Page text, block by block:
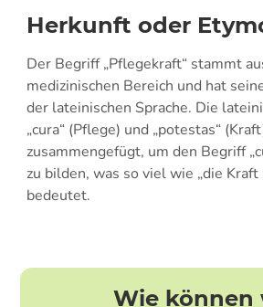
Herkunft oder
Der Begriff „Pflegekraft“ stammt
medizinischen Bereich und hat
der lateinischen Sprache. Die
„cura“ (Pflege) und „potestas“
zusammengefügt, um den Begriff
zu bilden, was so viel wie „die Kraft
bedeutet.
Wie können